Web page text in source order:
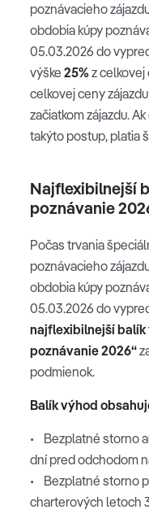
poznávacieho
obdobia kúpy
05.03.2026 do
výške 25%z celkovej
celkovej ceny
začiatkom zájazdu.
takýto postup, platia
Najflexibilnejší
poznávanie
Počas trvania
poznávacieho
obdobia kúpy
05.03.2026 do
najflexibilnejší balík
poznávanie 2026“
podmienok.
Balík výhod
• Bezplatné storno
dní pred odchodom
• Bezplatné storno
charterových letoch